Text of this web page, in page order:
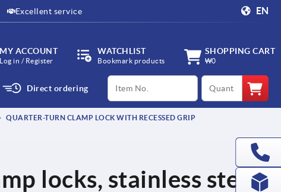
Excellent service EN
MY ACCOUNT
Log in / Register
WATCHLIST
Bookmark products
SHOPPING CART
₩0
Direct ordering
productCode qty
QUARTER-TURN CLAMP LOCK WITH RECESSED GRIP
locks, stainless steel,